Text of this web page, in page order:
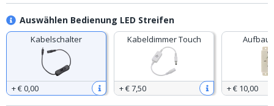
Auswählen Bedienung LED Streifen
Kabelschalter
+€ 0,00
Kabeldimmer Touch
+€ 7,50
Aufbau
+€ 10,00